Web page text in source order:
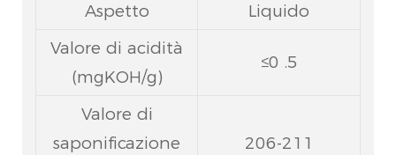
Aspetto
Liquido
Valore di acidità
(mgKOH/g)
≤0 .5
Valore di
saponificazione
206-211